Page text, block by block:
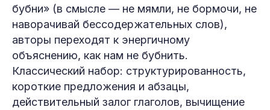
бубни» (в смысле — не мямли, не бормочи, не
наворачивай бессодержательных слов),
авторы переходят к энергичному
объяснению, как нам не бубнить.
Классический набор: структурированность,
короткие предложения и абзацы,
действительный залог глаголов, вычищение